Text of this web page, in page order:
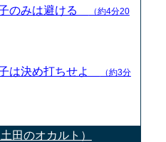
のみは避ける
（約4分20
は決め打ちせよ
（約3分
田のオカルト）